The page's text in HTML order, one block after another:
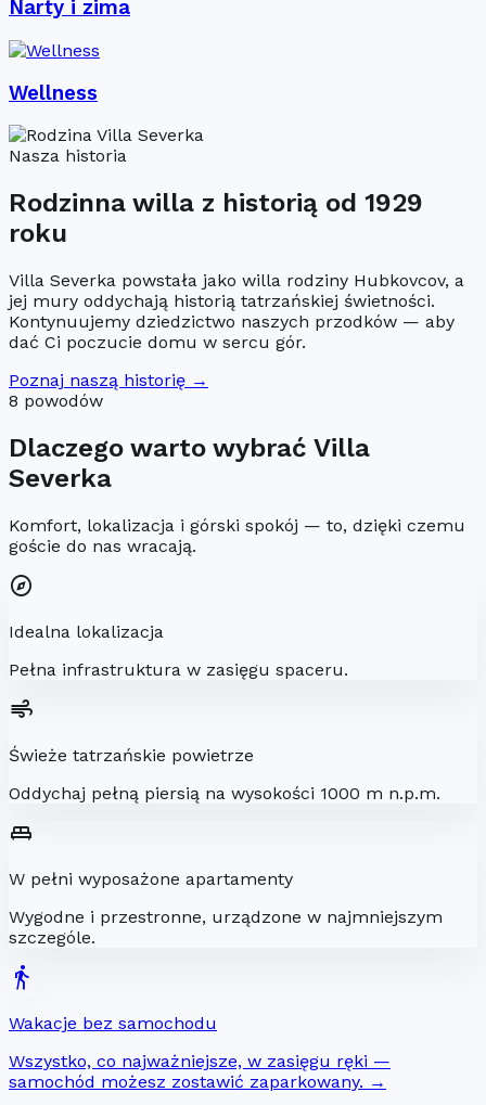
Narty i zima
Wellness
Nasza historia
Rodzinna willa z historią od 1929
roku
Villa Severka powstała jako willa rodziny Hubkovcov, a
jej mury oddychają historią tatrzańskiej świetności.
Kontynuujemy dziedzictwo naszych przodków — aby
dać Ci poczucie domu w sercu gór.
Poznaj naszą historię →
8 powodów
Dlaczego warto wybrać Villa
Severka
Komfort, lokalizacja i górski spokój — to, dzięki czemu
goście do nas wracają.
explore
Idealna lokalizacja
Pełna infrastruktura w zasięgu spaceru.
air
Świeże tatrzańskie powietrze
Oddychaj pełną piersią na wysokości 1000 m n.p.m.
king_bed
W pełni wyposażone apartamenty
Wygodne i przestronne, urządzone w najmniejszym
szczególe.
directions_walk
Wakacje bez samochodu
Wszystko, co najważniejsze, w zasięgu ręki —
samochód możesz zostawić zaparkowany. →